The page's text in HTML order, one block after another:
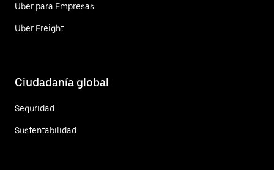
Uber para Empresas
Uber Freight
Ciudadanía global
Seguridad
Sustentabilidad